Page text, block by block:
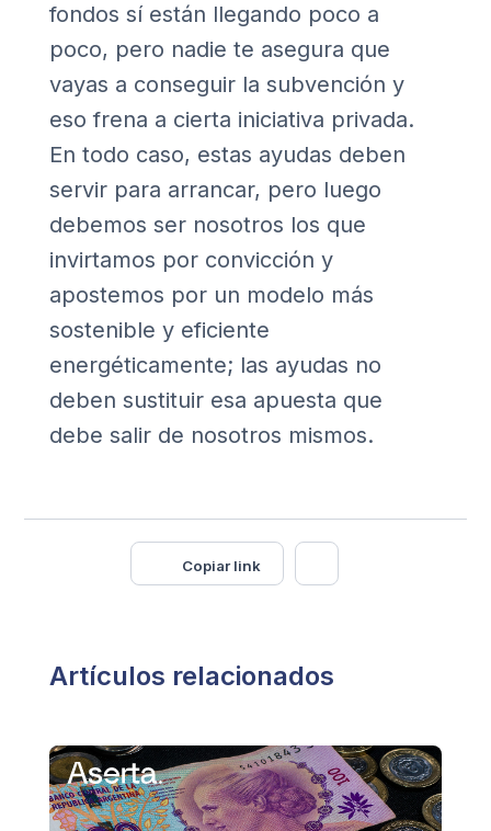
fondos sí están llegando poco a
poco, pero nadie te asegura que
vayas a conseguir la subvención y
eso frena a cierta iniciativa privada.
En todo caso, estas ayudas deben
servir para arrancar, pero luego
debemos ser nosotros los que
invirtamos por convicción y
apostemos por un modelo más
sostenible y eficiente
energéticamente; las ayudas no
deben sustituir esa apuesta que
debe salir de nosotros mismos.
Copiar link
Artículos relacionados